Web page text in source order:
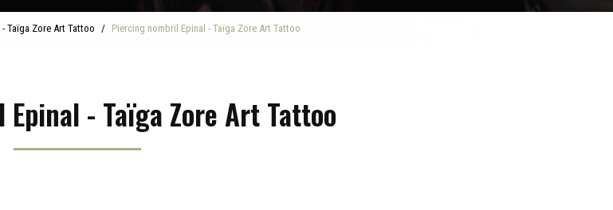
Taïga Zore Art Tattoo Piercing nombril Epinal - Taïga Zore Art Tattoo
- Taïga Zore Art Tattoo